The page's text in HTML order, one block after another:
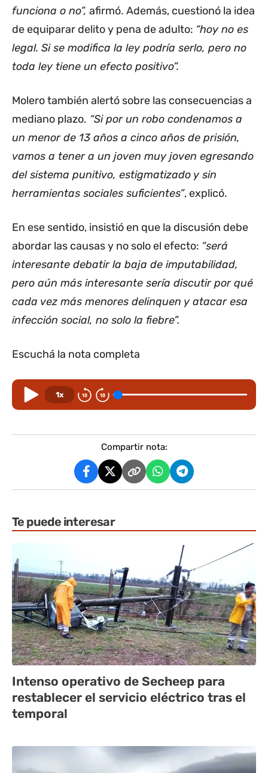
funciona o no”, afirmó. Además, cuestionó la idea
de equiparar delito y pena de adulto: “hoy no es
legal. Si se modifica la ley podría serlo, pero no
toda ley tiene un efecto positivo”.
Molero también alertó sobre las consecuencias a
mediano plazo. “Si por un robo condenamos a
un menor de 13 años a cinco años de prisión,
vamos a tener a un joven muy joven egresando
del sistema punitivo, estigmatizado y sin
herramientas sociales suficientes”, explicó.
En ese sentido, insistió en que la discusión debe
abordar las causas y no solo el efecto: “será
interesante debatir la baja de imputabilidad,
pero aún más interesante sería discutir por qué
cada vez más menores delinquen y atacar esa
infección social, no solo la fiebre”.
Escuchá la nota completa
1x
Compartir nota:
Te puede interesar
Intenso operativo de Secheep para
restablecer el servicio eléctrico tras el
temporal